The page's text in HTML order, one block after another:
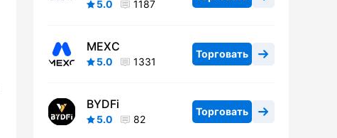
5.0 1187
MEXC
5.0 1331
Торговать
BYDFi
5.0 82
Торговать